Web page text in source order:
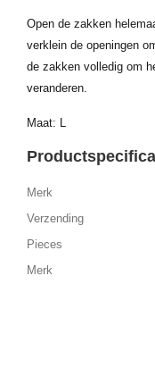
Open de zakken
verklein de openingen
de zakken volledig om
veranderen.
Maat: L
Merk
Verzending
Pieces
Merk